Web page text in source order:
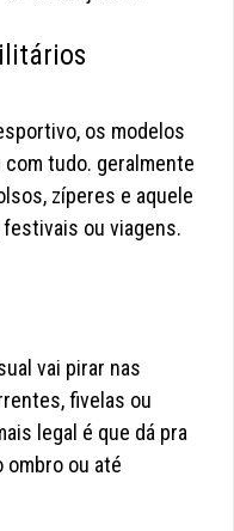
os modelos
tudo. geralmente
zíperes e aquele
ou viagens.
vai pirar nas
fivelas ou
legal é que dá pra
ombro ou até